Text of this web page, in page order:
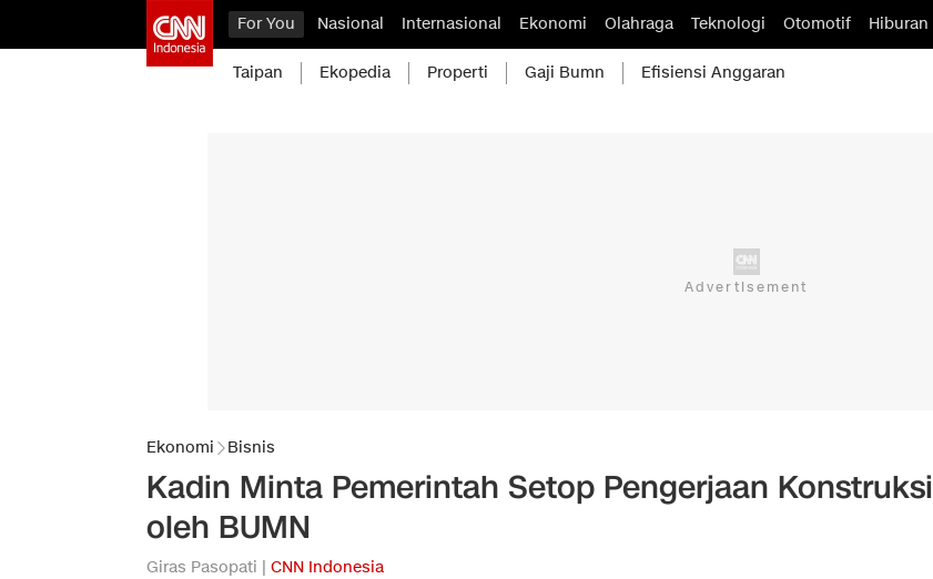
For You Nasional Internasional Ekonomi Olahraga Teknologi Otomotif Hiburan
Taipan Ekopedia Properti Gaji Bumn Efisiensi Anggaran
Ekonomi Bisnis
Kadin Minta Pemerintah Setop Pengerjaan Konstruksi
oleh BUMN
Giras Pasopati | CNN Indonesia